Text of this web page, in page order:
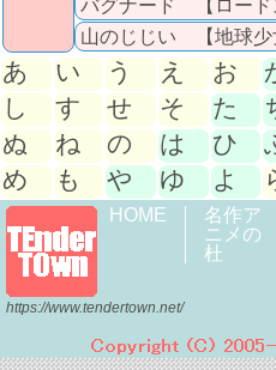
バグナード 【ロード
山のじじい 【地球少
あ い う え お
し
す せ そ た
ぬ
ね の は ひ
め
も や ゆ よ
https://www.tendertown.net/
HOME
名作ア
ニメの
杜